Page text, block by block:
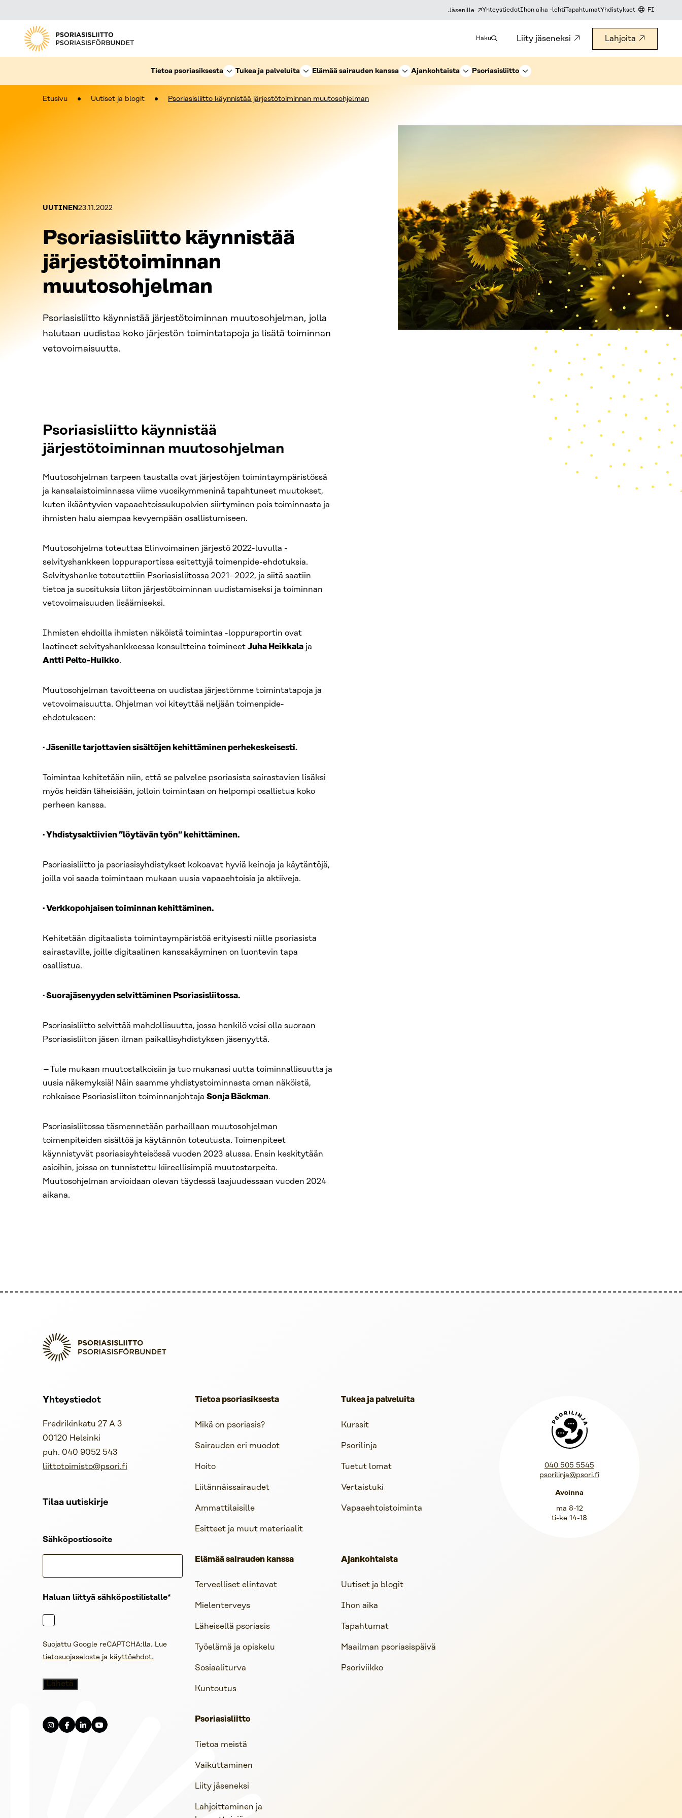
Jäsenille YhteystiedotIhon aika -lehtiTapahtumatYhdistykset FI
Haku Liity jäseneksi Lahjoita
Tietoa psoriasiksesta Tukea ja palveluita Elämää sairauden kanssa Ajankohtaista Psoriasisliitto
Etusivu Uutiset ja blogit Psoriasisliitto käynnistää järjestötoiminnan muutosohjelman
Kategoriat:
UUTINENJulkaistu:
23.11.2022
Psoriasisliitto käynnistää
järjestötoiminnan
muutosohjelman
Psoriasisliitto käynnistää järjestötoiminnan muutosohjelman, jolla
halutaan uudistaa koko järjestön toimintatapoja ja lisätä toiminnan
vetovoimaisuutta.
Psoriasisliitto käynnistää
järjestötoiminnan muutosohjelman
Muutosohjelman tarpeen taustalla ovat järjestöjen toimintaympäristössä
ja kansalaistoiminnassa viime vuosikymmeninä tapahtuneet muutokset,
kuten ikääntyvien vapaaehtoissukupolvien siirtyminen pois toiminnasta ja
ihmisten halu aiempaa kevyempään osallistumiseen.
Muutosohjelma toteuttaa Elinvoimainen järjestö 2022-luvulla -
selvityshankkeen loppuraportissa esitettyjä toimenpide-ehdotuksia.
Selvityshanke toteutettiin Psoriasisliitossa 2021–2022, ja siitä saatiin
tietoa ja suosituksia liiton järjestötoiminnan uudistamiseksi ja toiminnan
vetovoimaisuuden lisäämiseksi.
Ihmisten ehdoilla ihmisten näköistä toimintaa -loppuraportin ovat
laatineet selvityshankkeessa konsultteina toimineet Juha Heikkala ja
Antti Pelto-Huikko.
Muutosohjelman tavoitteena on uudistaa järjestömme toimintatapoja ja
vetovoimaisuutta. Ohjelman voi kiteyttää neljään toimenpide-
ehdotukseen:
· Jäsenille tarjottavien sisältöjen kehittäminen perhekeskeisesti.
Toimintaa kehitetään niin, että se palvelee psoriasista sairastavien lisäksi
myös heidän läheisiään, jolloin toimintaan on helpompi osallistua koko
perheen kanssa.
· Yhdistysaktiivien ”löytävän työn” kehittäminen.
Psoriasisliitto ja psoriasisyhdistykset kokoavat hyviä keinoja ja käytäntöjä,
joilla voi saada toimintaan mukaan uusia vapaaehtoisia ja aktiiveja.
· Verkkopohjaisen toiminnan kehittäminen.
Kehitetään digitaalista toimintaympäristöä erityisesti niille psoriasista
sairastaville, joille digitaalinen kanssakäyminen on luontevin tapa
osallistua.
· Suorajäsenyyden selvittäminen Psoriasisliitossa.
Psoriasisliitto selvittää mahdollisuutta, jossa henkilö voisi olla suoraan
Psoriasisliiton jäsen ilman paikallisyhdistyksen jäsenyyttä.
–Tule mukaan muutostalkoisiin ja tuo mukanasi uutta toiminnallisuutta ja
uusia näkemyksiä! Näin saamme yhdistystoiminnasta oman näköistä,
rohkaisee Psoriasisliiton toiminnanjohtaja Sonja Bäckman.
Psoriasisliitossa täsmennetään parhaillaan muutosohjelman
toimenpiteiden sisältöä ja käytännön toteutusta. Toimenpiteet
käynnistyvät psoriasisyhteisössä vuoden 2023 alussa. Ensin keskitytään
asioihin, joissa on tunnistettu kiireellisimpiä muutostarpeita.
Muutosohjelman arvioidaan olevan täydessä laajuudessaan vuoden 2024
aikana.
Yhteystiedot
Fredrikinkatu 27 A 3
00120 Helsinki
puh. 040 9052 543
liittotoimisto@psori.fi
Tilaa uutiskirje
Sähköpostiosoite
Haluan liittyä sähköpostilistalle
Suojattu Google reCAPTCHA:lla. Lue
tietosuojaseloste ja käyttöehdot.
Tietoa psoriasiksesta
Mikä on psoriasis?
Sairauden eri muodot
Hoito
Liitännäissairaudet
Ammattilaisille
Esitteet ja muut materiaalit
Tukea ja palveluita
Kurssit
Psorilinja
Tuetut lomat
Vertaistuki
Vapaaehtoistoiminta
Elämää sairauden kanssa
Terveelliset elintavat
Mielenterveys
Läheisellä psoriasis
Työelämä ja opiskelu
Sosiaaliturva
Kuntoutus
Ajankohtaista
Uutiset ja blogit
Ihon aika
Tapahtumat
Maailman psoriasispäivä
Psoriviikko
Psoriasisliitto
Tietoa meistä
Vaikuttaminen
Liity jäseneksi
Lahjoittaminen ja
Psorilinja
040 505 5545
psorilinja@psori.fi
Avoinna
ma 8-12
ti-ke 14-18